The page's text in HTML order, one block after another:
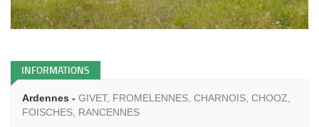
INFORMATIONS
Ardennes - GIVET, FROMELENNES, CHARNOIS, CHOOZ,
FOISCHES, RANCENNES